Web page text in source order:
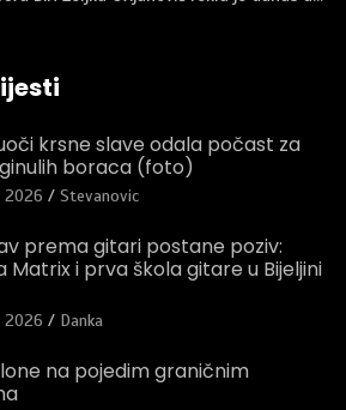
krsne slave odala počast za
boraca (foto)
2026 Stevanovic
prema gitari postane poziv:
Matrix i prva škola gitare u Bijeljini
2026 Danka
na pojedim graničnim